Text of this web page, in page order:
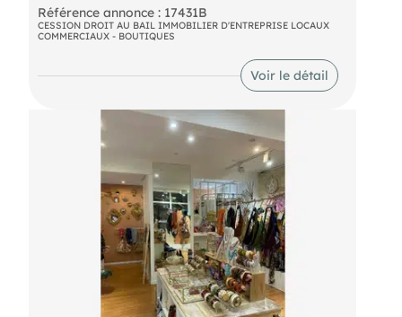
Référence annonce : 17431B
CESSION DROIT AU BAIL IMMOBILIER D'ENTREPRISE LOCAUX
COMMERCIAUX - BOUTIQUES
Voir le détail